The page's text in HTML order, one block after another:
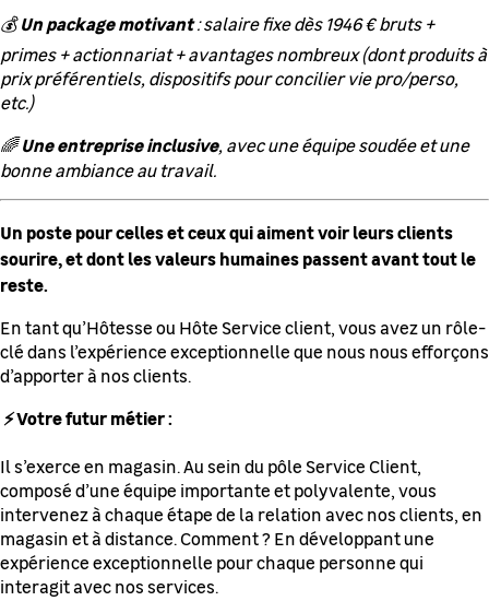
💰Un package motivant: salaire fixe dès 1946 € bruts +
primes + actionnariat + avantages nombreux (dont produits à
prix préférentiels, dispositifs pour concilier vie pro/perso,
etc.)
🌈Une entreprise inclusive, avec une équipe soudée et une
bonne ambiance au travail.
Un poste pour celles et ceux qui aiment voir leurs clients
sourire, et dont les valeurs humaines passent avant tout le
reste.
En tant qu’Hôtesse ou Hôte Service client, vous avez un rôle-
clé dans l’expérience exceptionnelle que nous nous efforçons
d’apporter à nos clients.
⚡ Votre futur métier :
Il s’exerce en magasin. Au sein du pôle Service Client,
composé d’une équipe importante et polyvalente, vous
intervenez à chaque étape de la relation avec nos clients, en
magasin et à distance. Comment ? En développant une
expérience exceptionnelle pour chaque personne qui
interagit avec nos services.